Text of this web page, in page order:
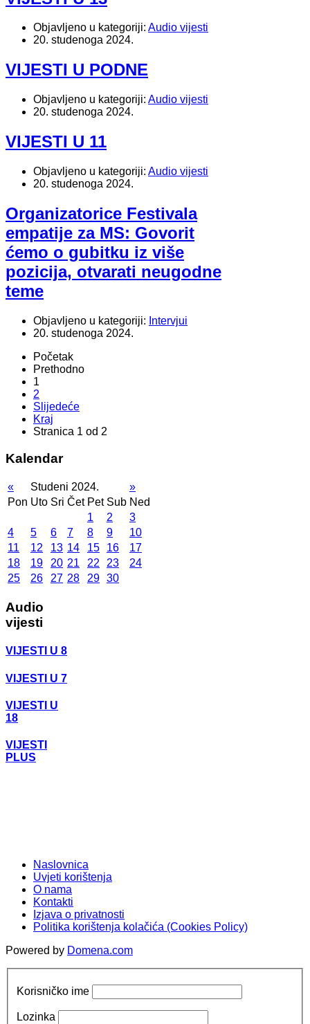
Objavljeno u kategoriji: Audio vijesti
20. studenoga 2024.
VIJESTI U PODNE
Objavljeno u kategoriji: Audio vijesti
20. studenoga 2024.
VIJESTI U 11
Objavljeno u kategoriji: Audio vijesti
20. studenoga 2024.
Organizatorice Festivala
empatije za MS: Govorit
ćemo o gubitku iz više
pozicija, otvarati neugodne
teme
Objavljeno u kategoriji: Intervjui
20. studenoga 2024.
Početak
Prethodno
1
2
Slijedeće
Kraj
Stranica 1 od 2
Kalendar
« Studeni 2024.
»
Pon Uto Sri Čet Pet Sub Ned
1
2
3
4
5 6 7 8 9
10
11
12 13 14 15 16
17
18
19 20 21 22 23
24
25
26 27 28 29 30
Audio
vijesti
VIJESTI U 8
VIJESTI U 7
VIJESTI U
18
VIJESTI
PLUS
Naslovnica
Uvjeti korištenja
O nama
Kontakti
Izjava o privatnosti
Politika korištenja kolačića (Cookies Policy)
Powered by Domena.com
Korisničko ime
Lozinka